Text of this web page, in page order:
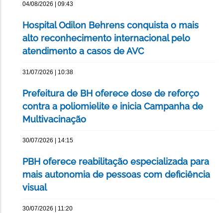
04/08/2026 | 09:43
Hospital Odilon Behrens conquista o mais
alto reconhecimento internacional pelo
atendimento a casos de AVC
31/07/2026 | 10:38
Prefeitura de BH oferece dose de reforço
contra a poliomielite e inicia Campanha de
Multivacinação
30/07/2026 | 14:15
PBH oferece reabilitação especializada para
mais autonomia de pessoas com deficiência
visual
30/07/2026 | 11:20